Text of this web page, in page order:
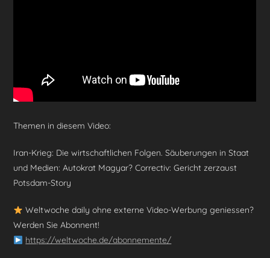
Themen in diesem Video:
Iran-Krieg: Die wirtschaftlichen Folgen. Säuberungen in Staat
und Medien: Autokrat Magyar? Correctiv: Gericht zerzaust
Potsdam-Story
Weltwoche daily ohne externe Video-Werbung geniessen?
Werden Sie Abonnent!
https://weltwoche.de/abonnemente/